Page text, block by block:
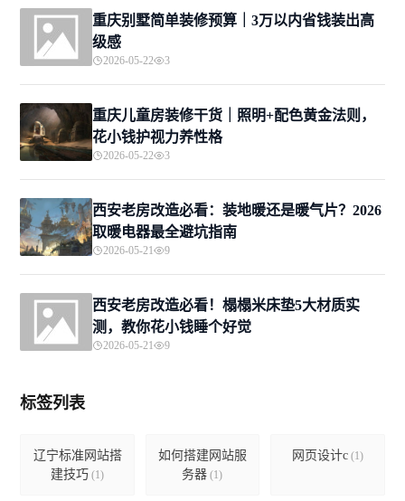
重庆别墅简单装修预算｜3万以内省钱装出高
级感
2026-05-22 3
重庆儿童房装修干货｜照明+配色黄金法则，
花小钱护视力养性格
2026-05-22 3
西安老房改造必看：装地暖还是暖气片？2026
取暖电器最全避坑指南
2026-05-21 9
西安老房改造必看！榻榻米床垫5大材质实
测，教你花小钱睡个好觉
2026-05-21 9
标签列表
辽宁标准网站搭
建技巧 (1)
如何搭建网站服
务器 (1)
网页设计c(1)